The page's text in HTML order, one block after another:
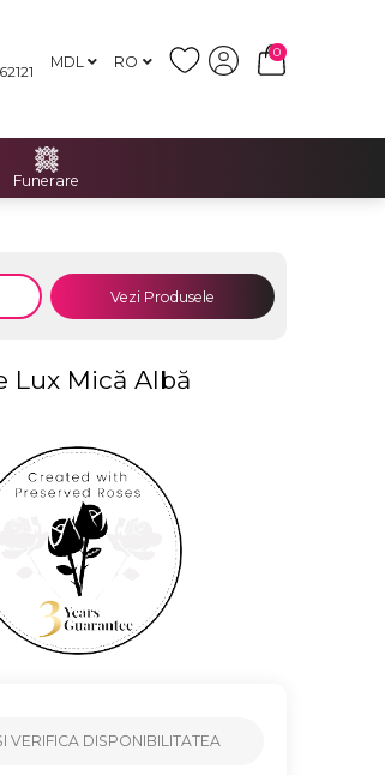
MDL RO
0
Funerare
Vezi Produsele
Lux Mică Albă
VERIFICA DISPONIBILITATEA